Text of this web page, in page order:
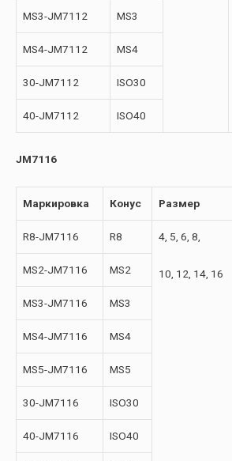
MS3-JM7112 MS3
MS4-JM7112 MS4
30-JM7112 ISO30
40-JM7112 ISO40
JM7116
Маркировка Конус Размер
R8-JM7116 R8 4, 5, 6, 8,
10, 12, 14, 16
MS2-JM7116 MS2
MS3-JM7116 MS3
MS4-JM7116 MS4
MS5-JM7116 MS5
30-JM7116 ISO30
40-JM7116 ISO40